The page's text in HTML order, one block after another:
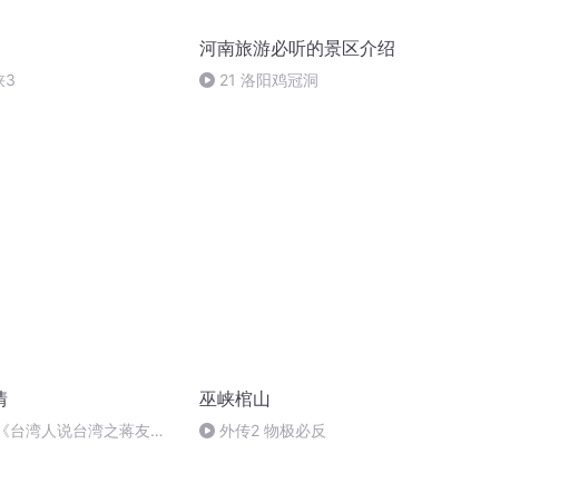
3
河南旅游必听的景区介绍
21 洛阳鸡冠洞
台湾人说台湾之蒋友
巫峡棺山
外传2 物极必反